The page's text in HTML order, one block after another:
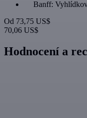
Banff:
Od 73,75 US$
70,06 US$
Hodnocení a